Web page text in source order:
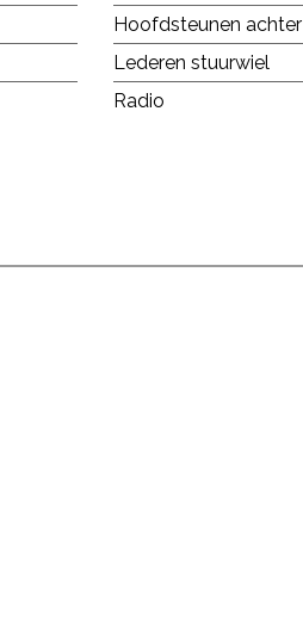
Hoofdsteunen achter
Lederen stuurwiel
Radio